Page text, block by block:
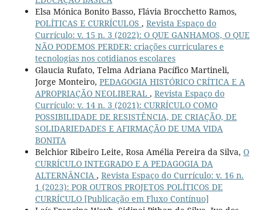
Elsa Mónica Bonito Basso, Flávia Brocchetto Ramos,
POLÍTICAS E CURRÍCULOS , Revista Espaço do
Currículo: v. 15 n. 3 (2022): O QUE GANHAMOS, O QUE
NÃO PODEMOS PERDER: criações curriculares e
tecnologias nos cotidianos escolares
Glaucia Rufato, Telma Adriana Pacífico Martineli,
Jorge Monteiro, PEDAGOGIA HISTÓRICO CRÍTICA E A
APROPRIAÇÃO NEOLIBERAL , Revista Espaço do
Currículo: v. 14 n. 3 (2021): CURRÍCULO COMO
POSSIBILIDADE DE RESISTÊNCIA, DE CRIAÇÃO, DE
SOLIDARIEDADES E AFIRMAÇÃO DE UMA VIDA
BONITA
Belchior Ribeiro Leite, Rosa Amélia Pereira da Silva, O
CURRÍCULO INTEGRADO E A PEDAGOGIA DA
ALTERNÂNCIA , Revista Espaço do Currículo: v. 16 n.
1 (2023): POR OUTROS PROJETOS POLÍTICOS DE
CURRÍCULO [Publicação em Fluxo Contínuo]